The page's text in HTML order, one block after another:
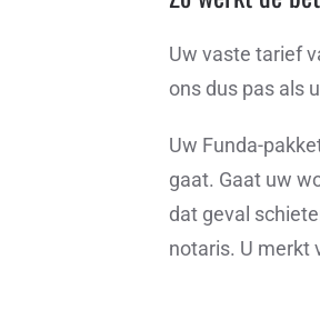
Uw vaste tarief
ons dus pas als
Uw Funda-
gaat. Gaat uw
dat geval
notaris. U merkt